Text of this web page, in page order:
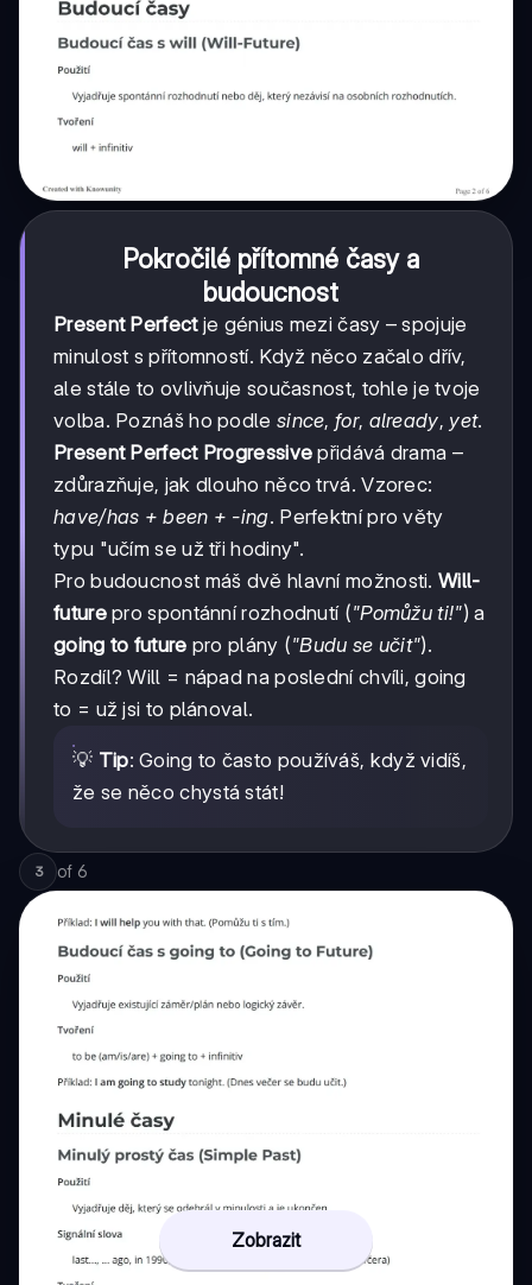
Pokročilé přítomné časy a
budoucnost
Present Perfectje génius mezi časy – spojuje
minulost s přítomností. Když něco začalo dřív,
ale stále to ovlivňuje současnost, tohle je tvoje
volba. Poznáš ho podle since,for, already, yet.
Present Perfect Progressive přidává drama –
zdůrazňuje, jak dlouho něco trvá. Vzorec:
have/has + been + -ing. Perfektní pro věty
typu "učím se už tři hodiny".
Pro budoucnost máš dvě hlavní možnosti. Will-
futurepro spontánní rozhodnutí ("Pomůžu ti!") a
going to future pro plány ("Budu se učit").
Rozdíl? Will = nápad na poslední chvíli, going
to = už jsi to plánoval.
💡 Tip: Going to často používáš, když vidíš,
že se něco chystá stát!
3 of 6
Zobrazit